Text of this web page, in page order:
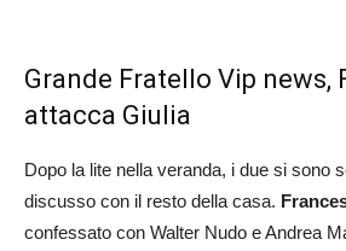
Grande Fratello Vip news,
attacca Giulia
Dopo la lite nella veranda, i due si sono
discusso con il resto della casa.
confessato con Walter Nudo e Andrea